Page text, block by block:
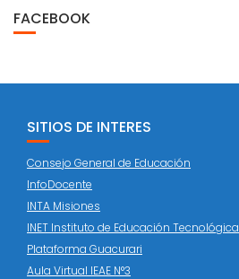
FACEBOOK
SITIOS DE INTERES
Consejo General de Educación
InfoDocente
INTA Misiones
INET Instituto de Educación Tecnológica
Plataforma Guacurari
Aula Virtual IEAE N°3